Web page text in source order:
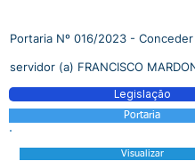
Portaria Nº 016/2023 - Conceder
servidor (a) FRANCISCO
Legislação
Portaria
Visualizar